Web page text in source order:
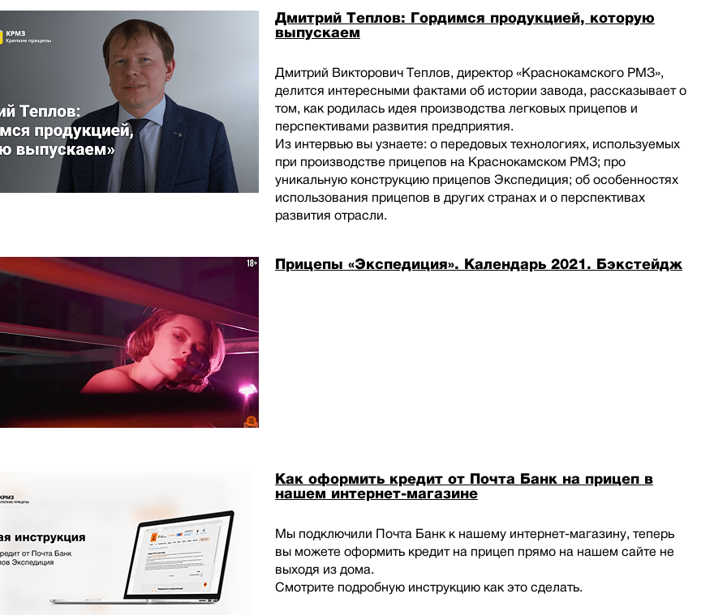
Дмитрий Теплов: Гордимся продукцией, которую
выпускаем
Дмитрий Викторович Теплов, директор «Краснокамского РМЗ»,
делится интересными фактами об истории завода, рассказывает о
том, как родилась идея производства легковых прицепов и
перспективами развития предприятия.
Из интервью вы узнаете: о передовых технологиях, используемых
при производстве прицепов на Краснокамском РМЗ; про
уникальную конструкцию прицепов Экспедиция; об особенностях
использования прицепов в других странах и о перспективах
развития отрасли.
Прицепы «Экспедиция». Календарь 2021. Бэкстейдж
Как оформить кредит от Почта Банк на прицеп в
нашем интернет-магазине
Мы подключили Почта Банк к нашему интернет-магазину, теперь
вы можете оформить кредит на прицеп прямо на нашем сайте не
выходя из дома.
Смотрите подробную инструкцию как это сделать.